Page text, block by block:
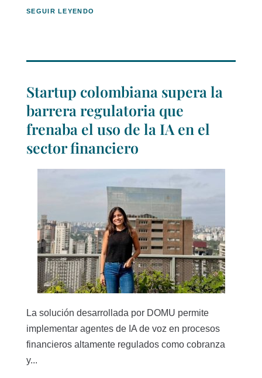
SEGUIR LEYENDO
Startup colombiana supera la
barrera regulatoria que
frenaba el uso de la IA en el
sector financiero
La solución desarrollada por DOMU permite
implementar agentes de IA de voz en procesos
financieros altamente regulados como cobranza
y...